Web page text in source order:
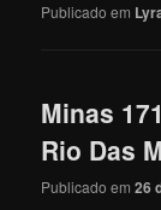
Publicado em
Minas
Rio Das
Publicado em26